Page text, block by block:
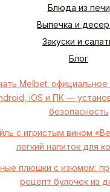
Блюда из печи
Выпечка и
Закуски и
Блог
Melbet:
iOS и ПК —
безопасность
с игристым вином
легкий напиток для
плюшки с изюмом:
рецепт булочек из